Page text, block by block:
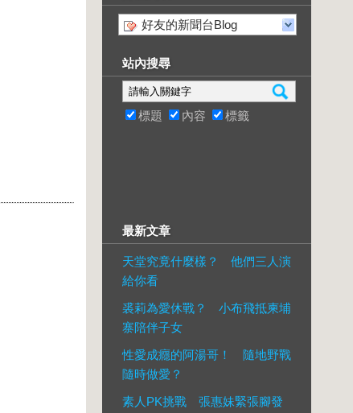
好友的新聞台Blog
站內搜尋
標題 內容 標籤
最新文章
天堂究竟什麼樣？ 他們三人演
給你看
裘莉為愛休戰？ 小布飛抵柬埔
寨陪伴子女
性愛成癮的阿湯哥！ 隨地野戰
隨時做愛？
素人PK挑戰 張惠妹緊張腳發